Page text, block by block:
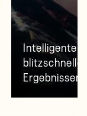
Intelligente
Ergebnissen